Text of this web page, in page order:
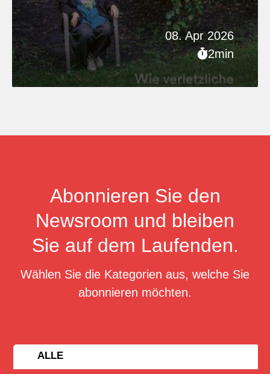
08. Apr 2026
2min
Abonnieren Sie den
Newsroom und bleiben
Sie auf dem Laufenden.
Wählen Sie die Kategorien aus, welche Sie
abonnieren möchten.
ALLE